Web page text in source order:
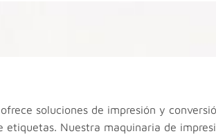
soluciones de impresión y
Nuestra maquinaria de